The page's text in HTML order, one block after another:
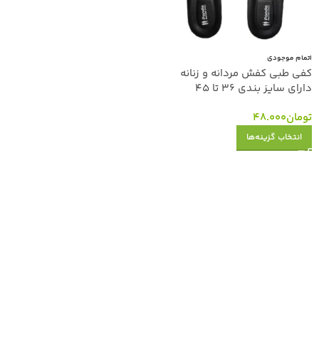
اتمام موجودی
کفی طبی کفش مردانه و زنانه
دارای سایز بندی 36 تا 45
تومان48.000
انتخاب گزینه‌ها